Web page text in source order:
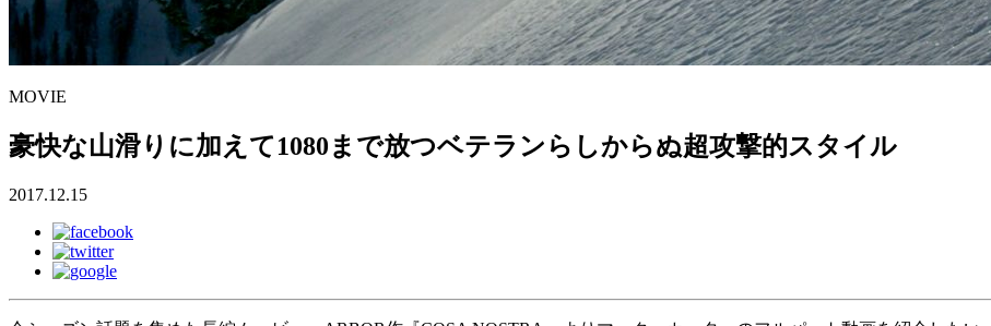
MOVIE
豪快な山滑りに加えて1080まで放つベテランらしからぬ超攻撃的スタイル
2017.12.15